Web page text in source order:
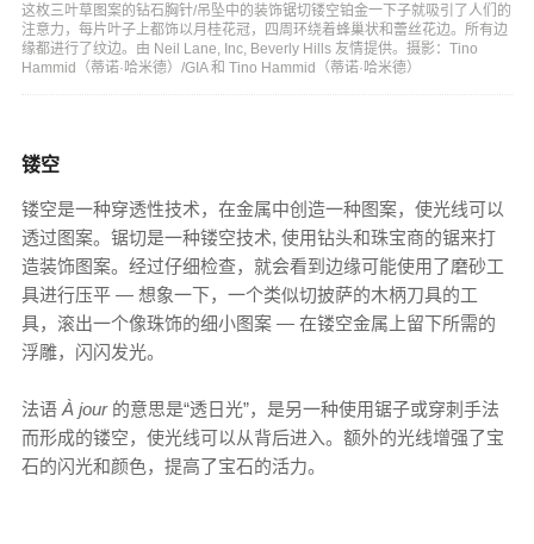
这枚三叶草图案的钻石胸针/吊坠中的装饰锯切镂空铂金一下子就吸引了人们的
注意力，每片叶子上都饰以月桂花冠，四周环绕着蜂巢状和蕾丝花边。所有边
缘都进行了纹边。由 Neil Lane, Inc, Beverly Hills 友情提供。摄影：Tino
Hammid（蒂诺·哈米德）/GIA 和 Tino Hammid（蒂诺·哈米德）
镂空
镂空是一种穿透性技术，在金属中创造一种图案，使光线可以
透过图案。锯切是一种镂空技术, 使用钻头和珠宝商的锯来打
造装饰图案。经过仔细检查，就会看到边缘可能使用了磨砂工
具进行压平 — 想象一下，一个类似切披萨的木柄刀具的工
具，滚出一个像珠饰的细小图案 — 在镂空金属上留下所需的
浮雕，闪闪发光。
法语 À jour的意思是“透日光”，是另一种使用锯子或穿刺手法
而形成的镂空，使光线可以从背后进入。额外的光线增强了宝
石的闪光和颜色，提高了宝石的活力。